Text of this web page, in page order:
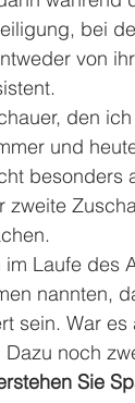
bei
von
den
und
besonders
zweite
Laufe des
nannten,
sein. War
Dazu noch
Sie